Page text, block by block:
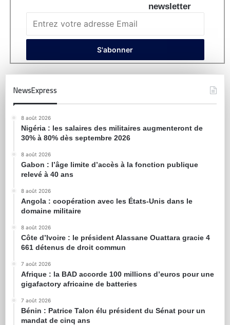
newsletter
NewsExpress
8 août 2026
Nigéria : les salaires des militaires augmenteront de
30% à 80% dès septembre 2026
8 août 2026
Gabon : l’âge limite d’accès à la fonction publique
relevé à 40 ans
8 août 2026
Angola : coopération avec les États-Unis dans le
domaine militaire
8 août 2026
Côte d’Ivoire : le président Alassane Ouattara gracie 4
661 détenus de droit commun
7 août 2026
Afrique : la BAD accorde 100 millions d’euros pour une
gigafactory africaine de batteries
7 août 2026
Bénin : Patrice Talon élu président du Sénat pour un
mandat de cinq ans